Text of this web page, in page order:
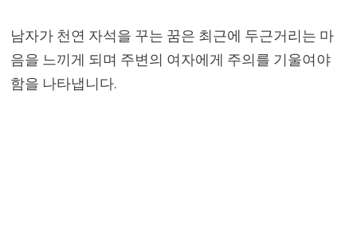
남자가 천연 자석을 꾸는 꿈은 최근에 두근거리는 마
음을 느끼게 되며 주변의 여자에게 주의를 기울여야
함을 나타냅니다.